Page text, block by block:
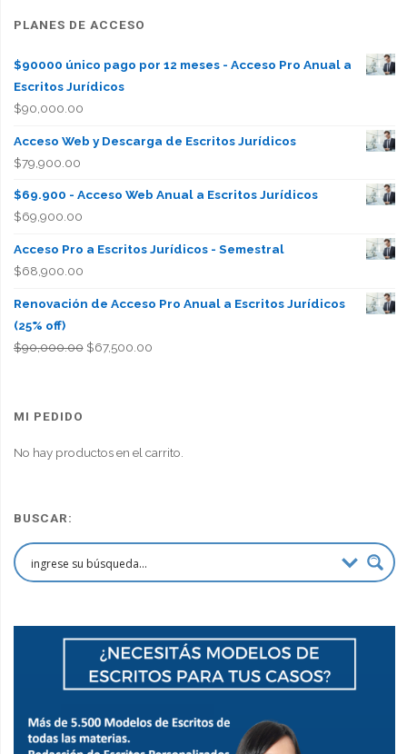
PLANES DE ACCESO
$90000 único pago por 12 meses - Acceso Pro Anual a
Escritos Jurídicos
$90,000.00
Acceso Web y Descarga de Escritos Jurídicos
$79,900.00
$69.900 - Acceso Web Anual a Escritos Jurídicos
$69,900.00
Acceso Pro a Escritos Jurídicos - Semestral
$68,900.00
Renovación de Acceso Pro Anual a Escritos Jurídicos
(25% off)
$90,000.00 El
$67,500.00El
MI PEDIDO
No hay productos en el carrito.
BUSCAR: